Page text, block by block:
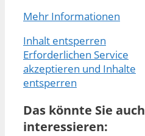
Mehr Informationen
Inhalt entsperren
Erforderlichen Service
akzeptieren und Inhalte
entsperren
Das könnte Sie auch
interessieren: